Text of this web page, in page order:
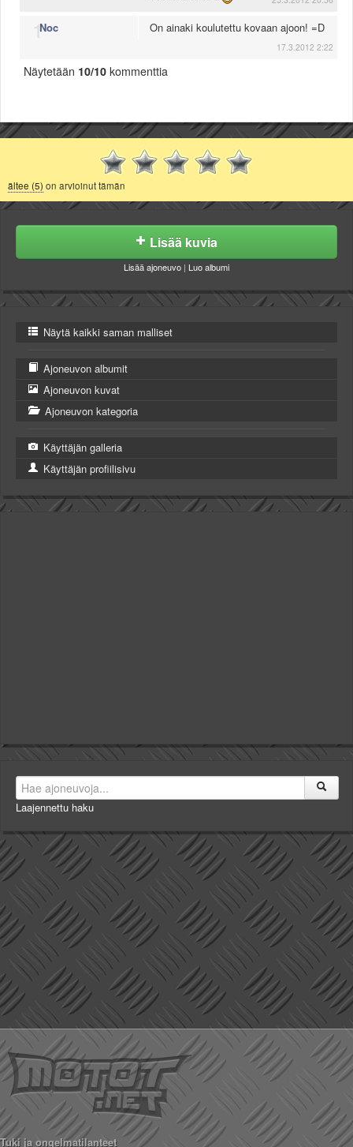
1Noc On ainaki koulutettu kovaan ajoon! =D
17.3.2012 2:22
Näytetään 10/10 kommenttia
ältee (5) on arvioinut tämän
Lisää kuvia
Lisää ajoneuvo | Luo albumi
Näytä kaikki saman malliset
Ajoneuvon albumit
Ajoneuvon kuvat
Ajoneuvon kategoria
Käyttäjän galleria
Käyttäjän profiilisivu
Laajennettu haku
Tuki ja ongelmatilanteet